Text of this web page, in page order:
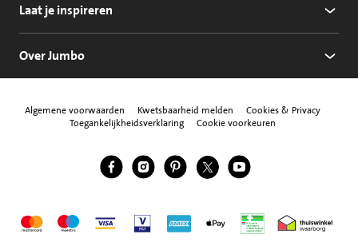
Laat je inspireren
Over Jumbo
Algemene voorwaarden Kwetsbaarheid melden
Cookies & Privacy
Toegankelijkheidsverklaring
Cookie voorkeuren
Volg ons
Jumbo Facebook
Jumbo Instagram
Jumbo Pinterest
Jumbo Twitter
Jumbo YouTube
MastercardMaestroVisa Vpay American Express
Apple Pay Thuiswinkel